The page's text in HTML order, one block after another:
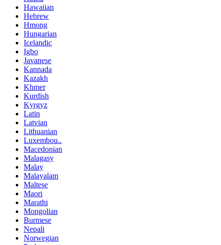
Hawaiian
Hebrew
Hmong
Hungarian
Icelandic
Igbo
Javanese
Kannada
Kazakh
Khmer
Kurdish
Kyrgyz
Latin
Latvian
Lithuanian
Luxembou..
Macedonian
Malagasy
Malay
Malayalam
Maltese
Maori
Marathi
Mongolian
Burmese
Nepali
Norwegian